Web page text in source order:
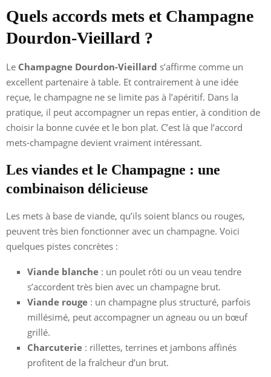
Quels accords mets et Champagne
Dourdon-Vieillard ?
Le Champagne Dourdon-Vieillard s’affirme comme un
excellent partenaire à table. Et contrairement à une idée
reçue, le champagne ne se limite pas à l’apéritif. Dans la
pratique, il peut accompagner un repas entier, à condition de
choisir la bonne cuvée et le bon plat. C’est là que l’accord
mets-champagne devient vraiment intéressant.
Les viandes et le Champagne : une
combinaison délicieuse
Les mets à base de viande, qu’ils soient blancs ou rouges,
peuvent très bien fonctionner avec un champagne. Voici
quelques pistes concrètes :
Viande blanche : un poulet rôti ou un veau tendre
s’accordent très bien avec un champagne brut.
Viande rouge : un champagne plus structuré, parfois
millésimé, peut accompagner un agneau ou un bœuf
grillé.
Charcuterie : rillettes, terrines et jambons affinés
profitent de la fraîcheur d’un brut.